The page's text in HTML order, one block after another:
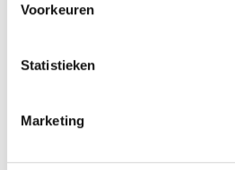
Voorkeuren
Statistieken
Marketing
Afmetingen:
Hoogte armleggers: 66 cm
Breedte zitvlak: 45 cm
Vergaderstoel met hoge rug